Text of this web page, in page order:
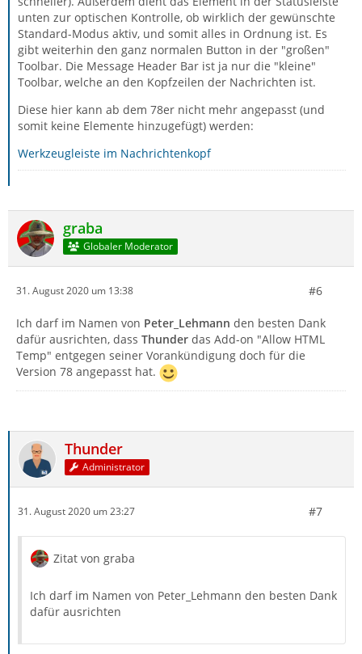
unten zur optischen Kontrolle, ob wirklich der gewünschte
Standard-Modus aktiv, und somit alles in Ordnung ist. Es
gibt weiterhin den ganz normalen Button in der "großen"
Toolbar. Die Message Header Bar ist ja nur die "kleine"
Toolbar, welche an den Kopfzeilen der Nachrichten ist.
Diese hier kann ab dem 78er nicht mehr angepasst (und
somit keine Elemente hinzugefügt) werden:
Werkzeugleiste im Nachrichtenkopf
graba
Globaler Moderator
31. August 2020 um 13:38 #6
Ich darf im Namen von Peter_Lehmann den besten Dank
dafür ausrichten, dass Thunder das Add-on "Allow HTML
Temp" entgegen seiner Vorankündigung doch für die
Version 78 angepasst hat.
Thunder
Administrator
31. August 2020 um 23:27 #7
Zitat von graba
Ich darf im Namen von Peter_Lehmann den besten Dank
dafür ausrichten